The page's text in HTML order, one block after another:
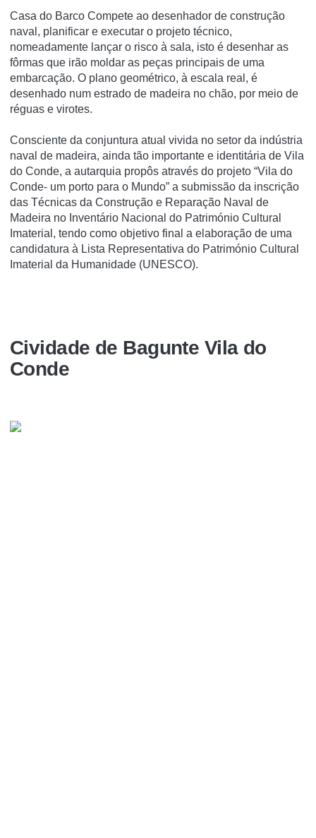
Casa do Barco Compete ao desenhador de construção
naval, planificar e executar o projeto técnico,
nomeadamente lançar o risco à sala, isto é desenhar as
fôrmas que irão moldar as peças principais de uma
embarcação. O plano geométrico, à escala real, é
desenhado num estrado de madeira no chão, por meio de
réguas e virotes.
Consciente da conjuntura atual vivida no setor da indústria
naval de madeira, ainda tão importante e identitária de Vila
do Conde, a autarquia propôs através do projeto “Vila do
Conde- um porto para o Mundo” a submissão da inscrição
das Técnicas da Construção e Reparação Naval de
Madeira no Inventário Nacional do Património Cultural
Imaterial, tendo como objetivo final a elaboração de uma
candidatura à Lista Representativa do Património Cultural
Imaterial da Humanidade (UNESCO).
Cividade de Bagunte Vila do
Conde